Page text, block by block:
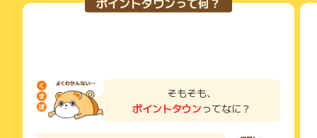
そもそも、
ポイントタウンってなに？